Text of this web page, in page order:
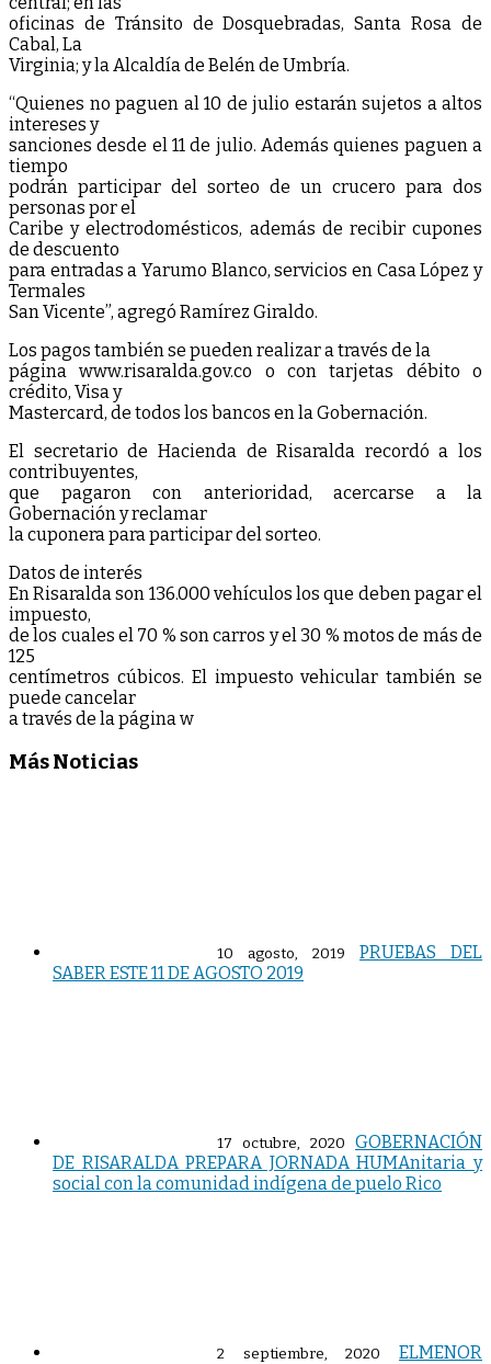
oficinas de Tránsito de Dosquebradas, Santa Rosa de
Cabal, La
Virginia; y la Alcaldía de Belén de Umbría.
“Quienes no paguen al 10 de julio estarán sujetos a altos
intereses y
sanciones desde el 11 de julio. Además quienes paguen a
tiempo
podrán participar del sorteo de un crucero para dos
personas por el
Caribe y electrodomésticos, además de recibir cupones
de descuento
para entradas a Yarumo Blanco, servicios en Casa López y
Termales
San Vicente”, agregó Ramírez Giraldo.
Los pagos también se pueden realizar a través de la
página www.risaralda.gov.co o con tarjetas débito o
crédito, Visa y
Mastercard, de todos los bancos en la Gobernación.
El secretario de Hacienda de Risaralda recordó a los
contribuyentes,
que pagaron con anterioridad, acercarse a la
Gobernación y reclamar
la cuponera para participar del sorteo.
Datos de interés
En Risaralda son 136.000 vehículos los que deben pagar el
impuesto,
de los cuales el 70 % son carros y el 30 % motos de más de
125
centímetros cúbicos. El impuesto vehicular también se
puede cancelar
a través de la página w
Más Noticias
10 agosto, 2019
PRUEBAS DEL
SABER ESTE 11 DE AGOSTO 2019
17 octubre, 2020
GOBERNACIÓN
DE RISARALDA PREPARA JORNADA HUMAnitaria y
social con la comunidad indígena de puelo Rico
2 septiembre, 2020
ELMENOR